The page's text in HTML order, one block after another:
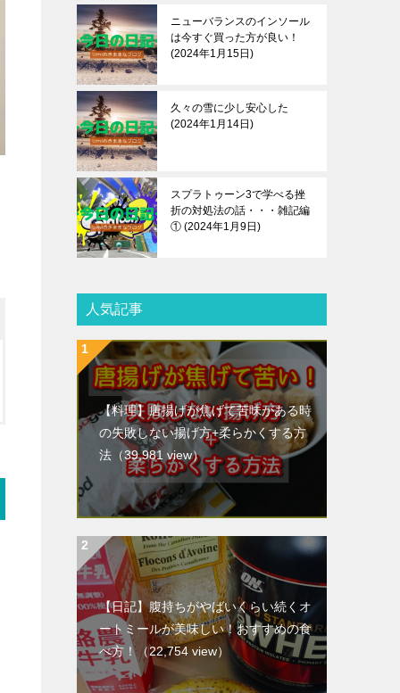
ニューバランスのインソール
は今すぐ買った方が良い！
2024年1月15日
久々の雪に少し安心した
2024年1月14日
スプラトゥーン3で学べる挫
折の対処法の話・・・雑記編
① 2024年1月9日
人気記事
【料理】唐揚げが焦げて苦味がある時
の失敗しない揚げ方+柔らかくする方
法 （39,981 view）
【日記】腹持ちがやばいくらい続くオ
ートミールが美味しい！おすすめの食
べ方！ （22,754 view）